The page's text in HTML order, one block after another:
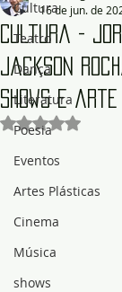
Cultura
Teatro
Dança
Literatura
Poesia
Eventos
Artes Plásticas
Cinema
Música
shows
Cultura -
Jackson
shows e
16 de jun. de
Avaliado com